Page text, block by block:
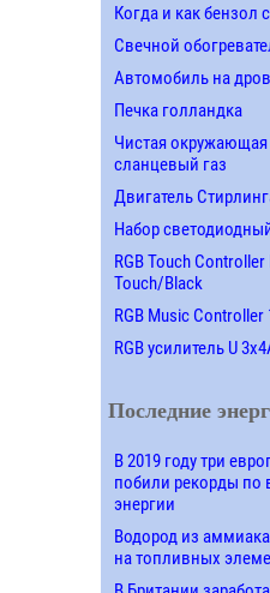
Когда и как бензол
Свечной
Автомобиль на
Печка голландка
Чистая окружающая
сланцевый газ
Двигатель
Набор
RGB Touch Controller
Touch/Black
RGB Music Controller
RGB усилитель U
Последние
В 2019 году три
побили рекорды по
энергии
Водород из
на топливных